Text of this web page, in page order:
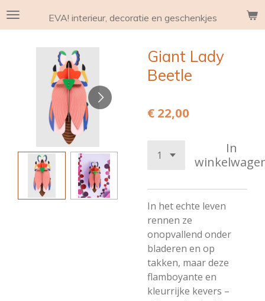
Ga
hoofdinhoud
EVA! interieur, decoratie en geschenkjes
Giant Lady
Beetle
€ 22,00
In
In het echte leven
rennen ze
onopvallend onder
bladeren en op
takken, maar deze
flamboyante en
kleurrijke kevers –